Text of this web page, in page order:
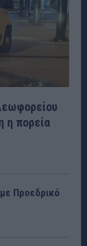
η πορεία
Προεδρικό